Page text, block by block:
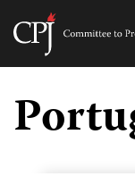
Skip
content